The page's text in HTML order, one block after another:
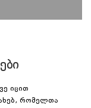
იცით
რომელთა